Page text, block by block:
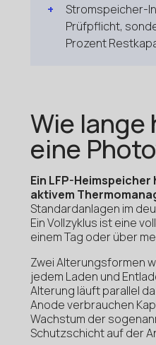
Stromspeicher-
Prüfpflicht,
Prozent
Wie
eine
Ein LFP-
aktivem
Standardanlagen im
Ein Vollzyklus ist eine
einem Tag oder über
Zwei Alterungsformen
jedem Laden und
Alterung läuft parallel
Anode verbrauchen
Wachstum der
Schutzschicht auf der